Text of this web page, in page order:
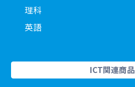
理科
英語
ICT関連商品